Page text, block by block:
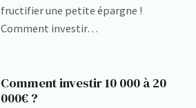
fructifier une petite épargne !
Comment investir…
Comment investir 10 000 à 20
000€ ?